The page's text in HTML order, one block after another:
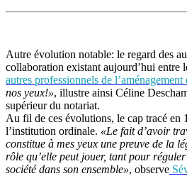
Autre évolution notable: le regard des
collaboration existant aujourd’hui entre
autres professionnels de
nos yeux!», illustre ainsi Céline
supérieur du notariat.
Au fil de ces évolutions, le cap tracé en
l’institution ordinale. «Le fait d’avoir
constitue à mes yeux une preuve de la
rôle qu’elle peut jouer, tant pour
société dans son ensemble», observe